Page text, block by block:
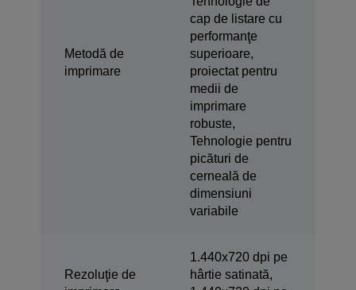
Metodă de
imprimare
cap de listare cu
performanţe
superioare,
proiectat pentru
medii de
imprimare
robuste,
Tehnologie pentru
picături de
cerneală de
dimensiuni
variabile
Rezoluţie de
1.440x720 dpi pe
hârtie satinată,